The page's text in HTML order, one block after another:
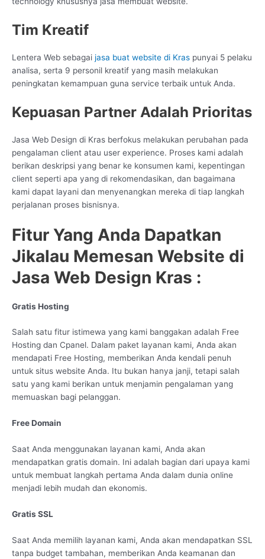
Tim Kreatif
Lentera Web sebagai jasa buat website di Kras punyai 5 pelaku
analisa, serta 9 personil kreatif yang masih melakukan
peningkatan kemampuan guna service terbaik untuk Anda.
Kepuasan Partner Adalah Prioritas
Jasa Web Design di Kras berfokus melakukan perubahan pada
pengalaman client atau user experience. Proses kami adalah
berikan deskripsi yang benar ke konsumen kami, kepentingan
client seperti apa yang di rekomendasikan, dan bagaimana
kami dapat layani dan menyenangkan mereka di tiap langkah
perjalanan proses bisnisnya.
Fitur Yang Anda Dapatkan
Jikalau Memesan Website di
Jasa Web Design Kras :
Gratis Hosting
Salah satu fitur istimewa yang kami banggakan adalah Free
Hosting dan Cpanel. Dalam paket layanan kami, Anda akan
mendapati Free Hosting, memberikan Anda kendali penuh
untuk situs website Anda. Itu bukan hanya janji, tetapi salah
satu yang kami berikan untuk menjamin pengalaman yang
memuaskan bagi pelanggan.
Free Domain
Saat Anda menggunakan layanan kami, Anda akan
mendapatkan gratis domain. Ini adalah bagian dari upaya kami
untuk membuat langkah pertama Anda dalam dunia online
menjadi lebih mudah dan ekonomis.
Gratis SSL
Saat Anda memilih layanan kami, Anda akan mendapatkan SSL
tanpa budget tambahan, memberikan Anda keamanan dan